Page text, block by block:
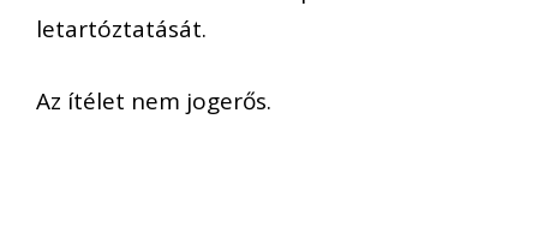
letartóztatását.
Az ítélet nem jogerős.